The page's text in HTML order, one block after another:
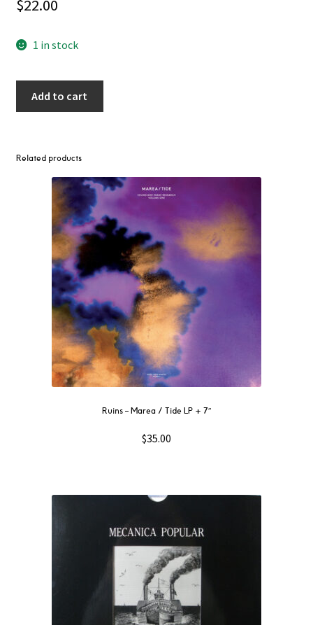
$22.00
1 in stock
Add to cart
Related products
Ruins ‎– Marea / Tide LP + 7″
$35.00